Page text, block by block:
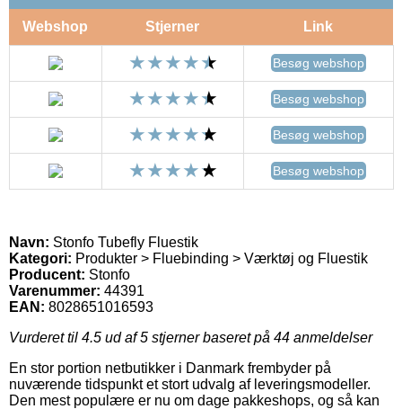
Webshop Stjerner Link
Besøg webshop
Besøg webshop
Besøg webshop
Besøg webshop
Navn: Stonfo Tubefly Fluestik
Kategori: Produkter > Fluebinding > Værktøj og Fluestik
Producent: Stonfo
Varenummer: 44391
EAN: 8028651016593
Vurderet til 4.5 ud af 5 stjerner baseret på 44 anmeldelser
En stor portion netbutikker i Danmark frembyder på
nuværende tidspunkt et stort udvalg af leveringsmodeller.
Den mest populære er nu om dage pakkeshops, og så kan